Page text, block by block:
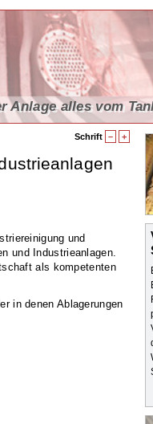
Anlage alles vom
Anlage alles vom
Schrift – +
und
und Industrieanlagen.
als kompetenten
in denen Ablagerungen